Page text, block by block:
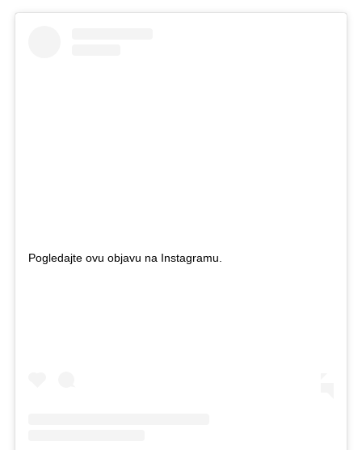
Pogledajte ovu objavu na Instagramu.